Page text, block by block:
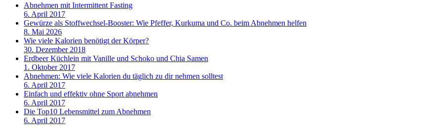
Abnehmen mit Intermittent Fasting
6. April 2017
Gewürze als Stoffwechsel-Booster: Wie Pfeffer, Kurkuma und Co. beim Abnehmen helfen
8. Mai 2026
Wie viele Kalorien benötigt der Körper?
30. Dezember 2018
Erdbeer Küchlein mit Vanille und Schoko und Chia Samen
1. Oktober 2017
Abnehmen: Wie viele Kalorien du täglich zu dir nehmen solltest
6. April 2017
Einfach und effektiv ohne Sport abnehmen
6. April 2017
Die Top10 Lebensmittel zum Abnehmen
6. April 2017